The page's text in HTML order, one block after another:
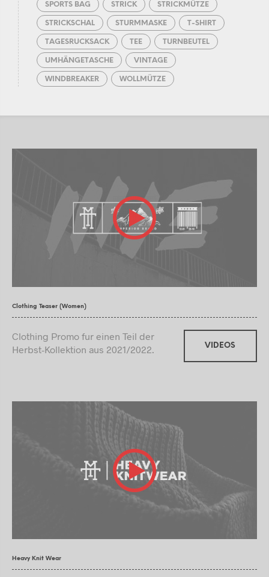
SPORTS BAG STRICK STRICKMÜTZE
STRICKSCHAL STURMMASKE T-SHIRT
TAGESRUCKSACK TEE TURNBEUTEL
UMHÄNGETASCHE VINTAGE
WINDBREAKER WOLLMÜTZE
Clothing Teaser (Women)
Clothing Promo fur einen Teil der
Herbst-Kollektion aus 2021/2022.
VIDEOS
Heavy Knit Wear